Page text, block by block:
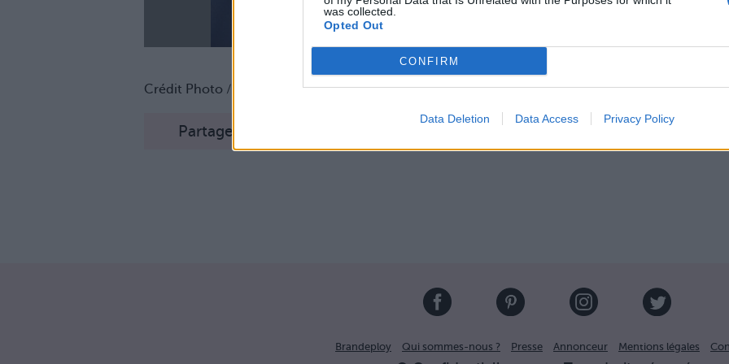
was collected.
Opted Out
CONFIRM
Data Deletion Data Access Privacy Policy
Crédit Photo / Pinterest ,2,3,4
Partager sur Facebook
Brandeploy Qui sommes-nous ? Presse Annonceur Mentions légales